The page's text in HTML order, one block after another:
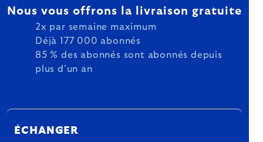
Nous vous offrons la livraison gratuite
2x par semaine maximum
Déjà 177 000 abonnés
85 % des abonnés sont abonnés depuis
plus d'un an
ÉCHANGER